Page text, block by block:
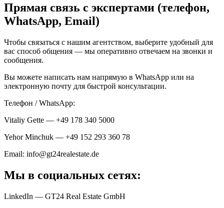
Прямая связь с экспертами (телефон,
WhatsApp, Email)
Чтобы связаться с нашим агентством, выберите удобный для
вас способ общения — мы оперативно отвечаем на звонки и
сообщения.
Вы можете написать нам напрямую в WhatsApp или на
электронную почту для быстрой консультации.
Телефон / WhatsApp:
Vitaliy Gette — +49 178 340 5000
Yehor Minchuk — +49 152 293 360 78
Email: info@gt24realestate.de
Мы в социальных сетях:
LinkedIn — GT24 Real Estate GmbH